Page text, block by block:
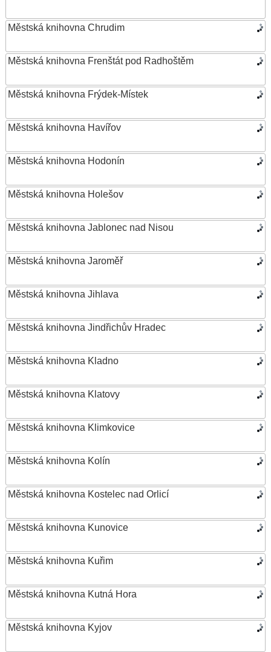
Městská knihovna Chrudim
Městská knihovna Frenštát pod Radhoštěm
Městská knihovna Frýdek-Místek
Městská knihovna Havířov
Městská knihovna Hodonín
Městská knihovna Holešov
Městská knihovna Jablonec nad Nisou
Městská knihovna Jaroměř
Městská knihovna Jihlava
Městská knihovna Jindřichův Hradec
Městská knihovna Kladno
Městská knihovna Klatovy
Městská knihovna Klimkovice
Městská knihovna Kolín
Městská knihovna Kostelec nad Orlicí
Městská knihovna Kunovice
Městská knihovna Kuřim
Městská knihovna Kutná Hora
Městská knihovna Kyjov